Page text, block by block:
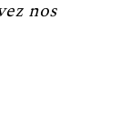
nos